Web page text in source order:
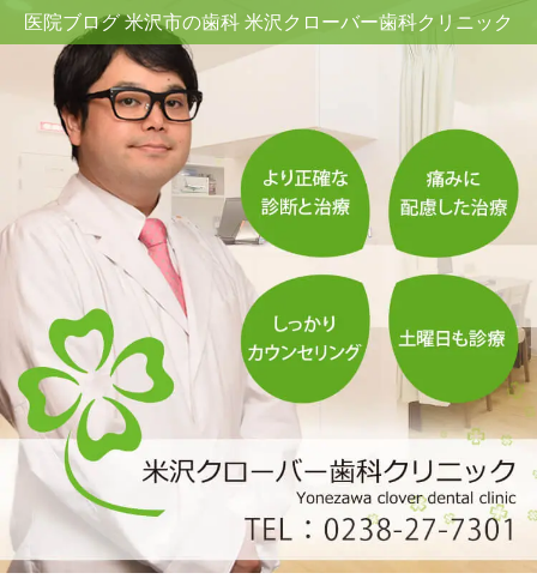
医院ブログ 米沢市の歯科 米沢クローバー歯科クリニック